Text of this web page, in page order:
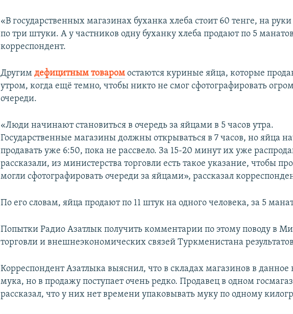
«В государственных магазинах буханка хлеба стоит 60 тенге, на
по три штуки. А у частников одну буханку хлеба продают по 5
корреспондент.
Другимдефицитным товаром остаются куриные яйца, которые
утром, когда ещё темно, чтобы никто не смог сфотографировать
очереди.
«Люди начинают становиться в очередь за яйцами в 5 часов утра.
Государственные магазины должны открываться в 7 часов, но яйца
продавать уже 6:50, пока не рассвело. За 15-20 минут их уже
рассказали, из министерства торговли есть такое указание, чтобы
могли сфотографировать очереди за яйцами», рассказал
По его словам, яйца продают по 11 штук на одного человека, за 5
Попытки Радио Азатлык получить комментарии по этому поводу в
торговли и внешнеэкономических связей Туркменистана
Корреспондент Азатлыка выяснил, что в складах магазинов в данное
мука, но в продажу поступает очень редко. Продавец в одном
рассказал, что у них нет времени упаковывать муку по одному